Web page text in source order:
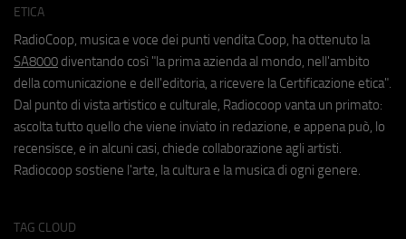
ETICA
RadioCoop, musica e voce dei punti vendita Coop, ha ottenuto la
SA8000 diventando così "la prima azienda al mondo, nell'ambito
della comunicazione e dell'editoria, a ricevere la Certificazione etica".
Dal punto di vista artistico e culturale, Radiocoop vanta un primato:
ascolta tutto quello che viene inviato in redazione, e appena può, lo
recensisce, e in alcuni casi, chiede collaborazione agli artisti.
Radiocoop sostiene l'arte, la cultura e la musica di ogni genere.
TAG CLOUD